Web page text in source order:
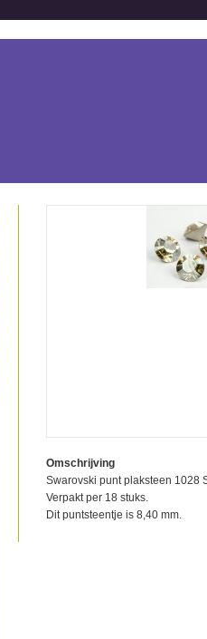
Omschrijving
Swarovski punt plaksteen 1028
Verpakt per 18 stuks.
Dit puntsteentje is 8,40 mm.